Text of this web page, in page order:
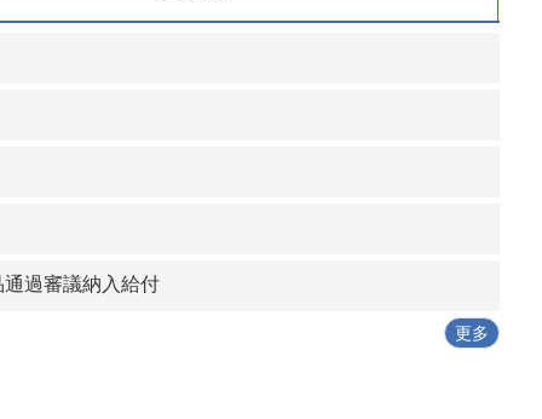
過審議納入給付
更多